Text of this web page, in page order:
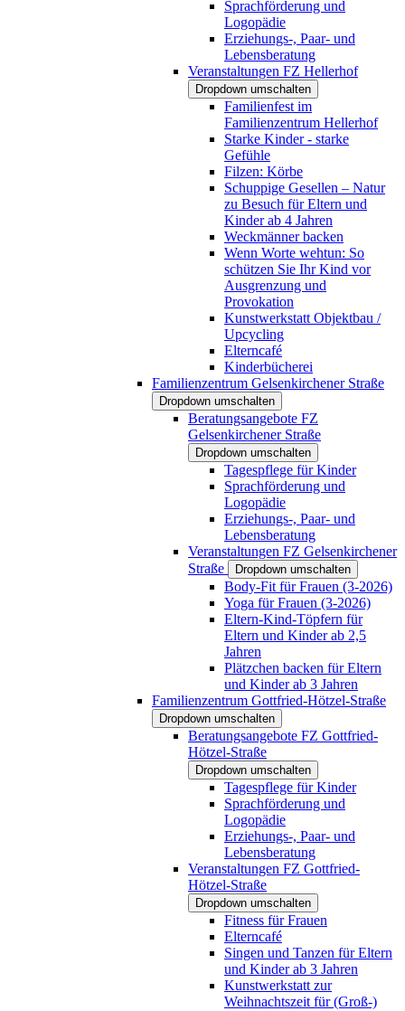
Sprachförderung und
Logopädie
Erziehungs-, Paar- und
Lebensberatung
Veranstaltungen FZ Hellerhof
Dropdown umschalten
Familienfest im
Familienzentrum Hellerhof
Starke Kinder - starke
Gefühle
Filzen: Körbe
Schuppige Gesellen – Natur
zu Besuch für Eltern und
Kinder ab 4 Jahren
Weckmänner backen
Wenn Worte wehtun: So
schützen Sie Ihr Kind vor
Ausgrenzung und
Provokation
Kunstwerkstatt Objektbau /
Upcycling
Elterncafé
Kinderbücherei
Familienzentrum Gelsenkirchener Straße
Dropdown umschalten
Beratungsangebote FZ
Gelsenkirchener Straße
Dropdown umschalten
Tagespflege für Kinder
Sprachförderung und
Logopädie
Erziehungs-, Paar- und
Lebensberatung
Veranstaltungen FZ Gelsenkirchener
Straße
Dropdown umschalten
Body-Fit für Frauen (3-2026)
Yoga für Frauen (3-2026)
Eltern-Kind-Töpfern für
Eltern und Kinder ab 2,5
Jahren
Plätzchen backen für Eltern
und Kinder ab 3 Jahren
Familienzentrum Gottfried-Hötzel-Straße
Dropdown umschalten
Beratungsangebote FZ Gottfried-
Hötzel-Straße
Dropdown umschalten
Tagespflege für Kinder
Sprachförderung und
Logopädie
Erziehungs-, Paar- und
Lebensberatung
Veranstaltungen FZ Gottfried-
Hötzel-Straße
Dropdown umschalten
Fitness für Frauen
Elterncafé
Singen und Tanzen für Eltern
und Kinder ab 3 Jahren
Kunstwerkstatt zur
Weihnachtszeit für (Groß-)